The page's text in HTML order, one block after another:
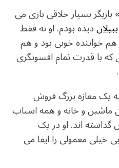
بسیار خلاقی بازی می
ببیلاندیده بودم. او نه فقط
هم خواننده خوبی بود و هم
که با قدرت تمام افسونگری
یک مغازه بزرگ فروش
ماشین و خانه و همه اسباب
گذاشته اند. او در یک
خیلی معمولی را ایفا می